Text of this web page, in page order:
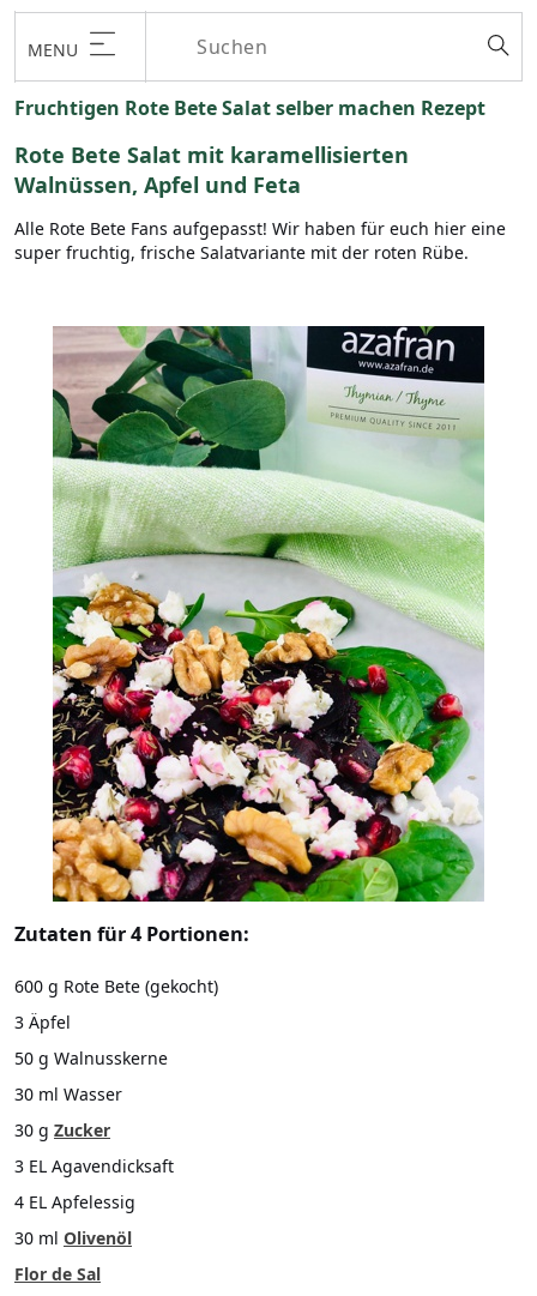
MENU
Fruchtigen Rote Bete Salat selber machen Rezept
Rote Bete Salat mit karamellisierten
Walnüssen, Apfel und Feta
Alle Rote Bete Fans aufgepasst! Wir haben für euch hier eine
super fruchtig, frische Salatvariante mit der roten Rübe.
Zutaten für 4 Portionen:
600 g Rote Bete (gekocht)
3 Äpfel
50 g Walnusskerne
30 ml Wasser
30 g Zucker
3 EL Agavendicksaft
4 EL Apfelessig
30 ml Olivenöl
Flor de Sal